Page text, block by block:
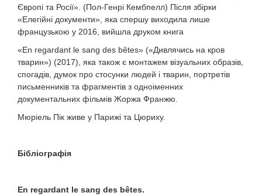
Європі та Росії». (Пол-Генрі Кембпелл) Після збірки
«Елегійні документи», яка спершу виходила лише
французькою у 2016, вийшла друком книга
«En regardant le sang des bêtes» («Дивлячись на кров
тварин») (2017), яка також є монтажем візуальних образів,
спогадів, думок про стосунки людей і тварин, портретів
письменників та фрагментів з одноіменних
документальних фільмів Жоржа Франжю.
Мюріель Пік живе у Парижі та Цюриху.
Бібліографія
En regardant le sang des bêtes.